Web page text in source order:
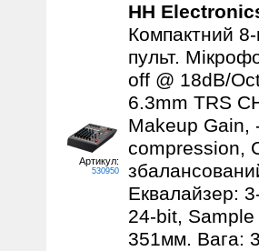
Артикул:
530950
HH
Компактний
пульт.
off @ 18dB/
6.3mm TRS
Makeup Gain,
compression,
Еквалайзер:
24-bit,
351мм. Вага: